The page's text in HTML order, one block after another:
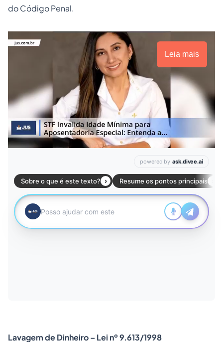
do Código Penal.
Leia mais
Lavagem de Dinheiro – Lei nº 9.613/1998